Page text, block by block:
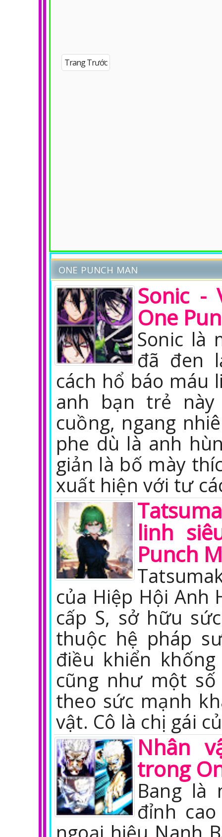
Trang Trước
ONE PUNCH MAN
Sonic -
One
Sonic là
đã đen
cách hổ báo máu
anh bạn trẻ
cuồng, ngang
phe dù là anh
giản là bố mày
xuất hiện với tư
linh
Punch
của Hiệp Hội Anh
cấp S, sở hữu
thuộc hệ pháp
điều khiển
cũng như một
theo sức mạnh
vật. Cô là chị gái
Nhân
trong
Bang là
đỉnh